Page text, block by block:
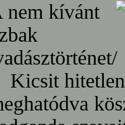
nem kívánt
Kicsit